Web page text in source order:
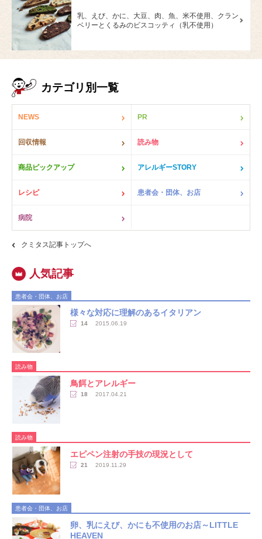
乳、えび、かに、大豆、肉、魚、米不使用、クラン
ベリーとくるみのビスコッティ（乳不使用）
カテゴリ別一覧
NEWS PR
回収情報 読み物
商品ピックアップ アレルギーSTORY
レシピ 患者会・団体、お店
病院
クミタス記事トップへ
患者会・団体、お店
様々な対応に理解のあるイタリアン
14 2015.06.19
読み物
鳥餌とアレルギー
18 2017.04.21
読み物
エピペン注射の手技の現況として
21 2019.11.29
患者会・団体、お店
卵、乳にえび、かにも不使用のお店～LITTLE
HEAVEN